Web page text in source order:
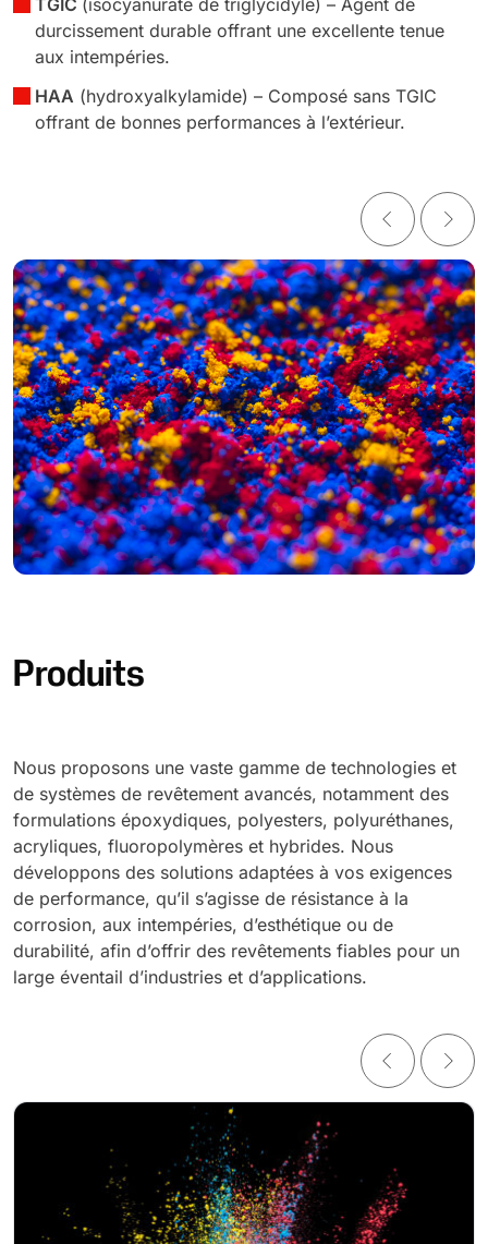
durcissement durable offrant une excellente tenue
aux intempéries.
HAA (hydroxyalkylamide) – Composé sans TGIC
offrant de bonnes performances à l’extérieur.
Produits
Nous proposons une vaste gamme de technologies et
de systèmes de revêtement avancés, notamment des
formulations époxydiques, polyesters, polyuréthanes,
acryliques, fluoropolymères et hybrides. Nous
développons des solutions adaptées à vos exigences
de performance, qu’il s’agisse de résistance à la
corrosion, aux intempéries, d’esthétique ou de
durabilité, afin d’offrir des revêtements fiables pour un
large éventail d’industries et d’applications.